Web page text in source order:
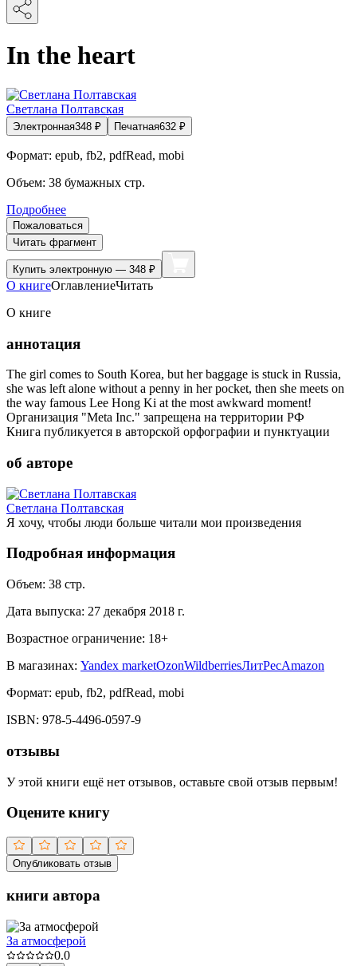
In the heart
Светлана Полтавская
Электронная348 ₽ Печатная632 ₽
Формат: epub, fb2, pdfRead, mobi
Объем: 38 бумажных стр.
Подробнее
Пожаловаться
Читать фрагмент
Купить электронную — 348 ₽
О книгеОглавлениеЧитать
О книге
аннотация
The girl comes to South Korea, but her baggage is stuck in Russia,
she was left alone without a penny in her pocket, then she meets on
the way famous Lee Hong Ki at the most awkward moment!
Организация "Meta Inc." запрещена на территории РФ
Книга публикуется в авторской орфографии и пунктуации
об авторе
Светлана Полтавская
Я хочу, чтобы люди больше читали мои произведения
Подробная информация
Объем: 38 стр.
Дата выпуска: 27 декабря 2018 г.
Возрастное ограничение: 18+
В магазинах: Yandex marketOzonWildberriesЛитРесAmazon
Формат: epub, fb2, pdfRead, mobi
ISBN: 978-5-4496-0597-9
отзывы
У этой книги ещё нет отзывов, оставьте свой отзыв первым!
Оцените книгу
Опубликовать отзыв
книги автора
За атмосферой
0.0